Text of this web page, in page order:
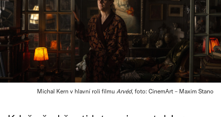
Michal Kern v hlavní roli filmu Arvéd, foto: CinemArt – Maxim Stano